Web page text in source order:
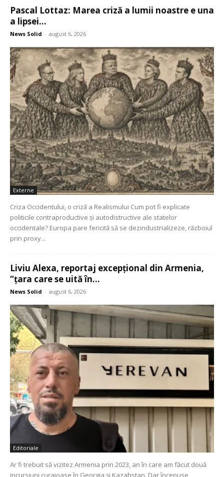
Pascal Lottaz: Marea criză a lumii noastre e una
a lipsei...
News Solid - august 6, 2026
Externe
Criza Occidentului, o criză a Realismului Cum pot fi explicate
politicile contraproductive și autodistructive ale statelor
occidentale? Europa pare fericită să se dezindustrializeze, războiul
prin proxy...
Liviu Alexa, reportaj excepțional din Armenia,
“țara care se uită în...
News Solid - august 6, 2026
Editoriale
Ar fi trebuit să vizitez Armenia prin 2023, an în care am făcut două
incursiuni curajoase în Georgia și Kazahstan. Dar începuse